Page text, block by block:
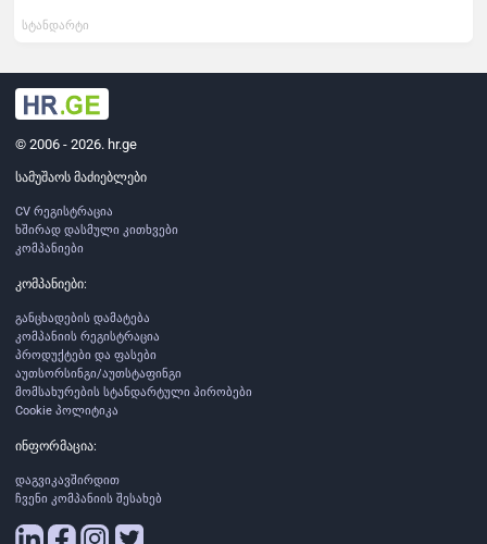
სტანდარტი
© 2006 - 2026. hr.ge
სამუშაოს მაძიებლები
CV რეგისტრაცია
ხშირად დასმული კითხვები
კომპანიები
კომპანიები:
განცხადების დამატება
კომპანიის რეგისტრაცია
პროდუქტები და ფასები
აუთსორსინგი/აუთსტაფინგი
მომსახურების სტანდარტული პირობები
Cookie პოლიტიკა
ინფორმაცია:
დაგვიკავშირდით
ჩვენი კომპანიის შესახებ